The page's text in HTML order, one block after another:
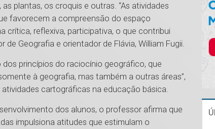
plantas, os croquis e outras. “As atividades
favorecem a compreensão do espaço
crítica, reflexiva, participativa, o que contribui
Geografia e orientador de Flávia, William Fugii.
princípios do raciocínio geográfico, que
à geografia, mas também a outras áreas”,
cartográficas na educação básica.
dos alunos, o professor afirma que
impulsiona atitudes que estimulam o